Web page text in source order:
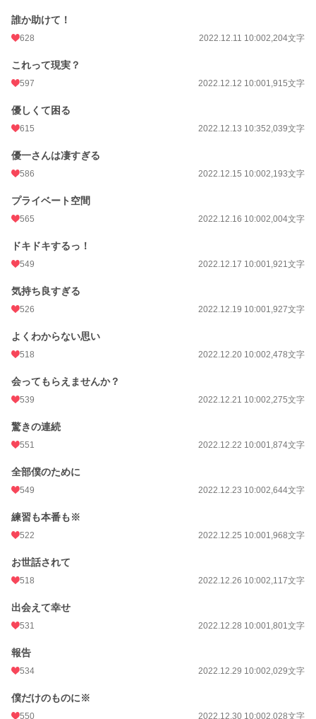
誰か助けて！
628 2022.12.11 10:002,204文字
これって現実？
597 2022.12.12 10:001,915文字
優しくて困る
615 2022.12.13 10:352,039文字
優一さんは凄すぎる
586 2022.12.15 10:002,193文字
プライベート空間
565 2022.12.16 10:002,004文字
ドキドキするっ！
549 2022.12.17 10:001,921文字
気持ち良すぎる
526 2022.12.19 10:001,927文字
よくわからない思い
518 2022.12.20 10:002,478文字
会ってもらえませんか？
539 2022.12.21 10:002,275文字
驚きの連続
551 2022.12.22 10:001,874文字
全部僕のために
549 2022.12.23 10:002,644文字
練習も本番も※
522 2022.12.25 10:001,968文字
お世話されて
518 2022.12.26 10:002,117文字
出会えて幸せ
531 2022.12.28 10:001,801文字
報告
534 2022.12.29 10:002,029文字
僕だけのものに※
550 2022.12.30 10:002,028文字